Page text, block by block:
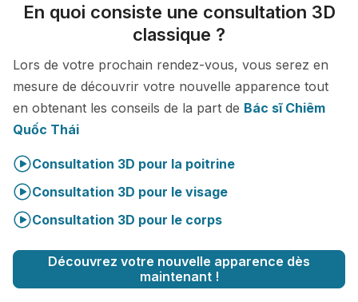
En quoi consiste une consultation 3D
classique ?
Lors de votre prochain rendez-vous, vous serez en
mesure de découvrir votre nouvelle apparence tout
en obtenant les conseils de la part de Bác sĩ Chiêm
Quốc Thái
Consultation 3D pour la poitrine
Consultation 3D pour le visage
Consultation 3D pour le corps
Découvrez votre nouvelle apparence dès
maintenant !